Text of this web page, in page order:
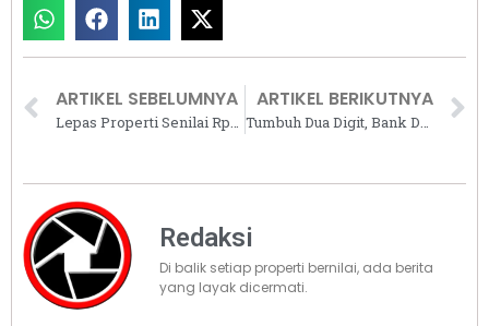
ARTIKEL SEBELUMNYA ARTIKEL BERIKUTNYA
Redaksi
Di balik setiap properti bernilai, ada berita
yang layak dicermati.